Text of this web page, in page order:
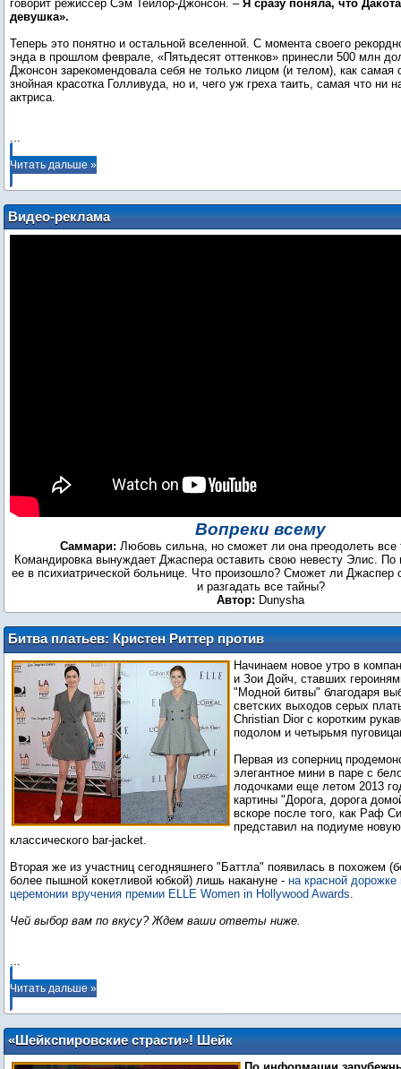
говорит режиссер Сэм Тейлор-Джонсон. – Я сразу поняла, что
девушка».
Теперь это понятно и остальной вселенной. С момента своего
энда в прошлом феврале, «Пятьдесят оттенков» принесли 500 млн
Джонсон зарекомендовала себя не только лицом (и телом), как самая
знойная красотка Голливуда, но и, чего уж греха таить, самая что ни
актриса.
...
Читать дальше »
Видео-реклама
Вопреки всему
Саммари: Любовь сильна, но сможет ли она преодолеть все
Командировка вынуждает Джаспера оставить свою невесту Элис. По
ее в психиатрической больнице. Что произошло? Сможет ли Джаспер
и разгадать все тайны?
Автор: Dunysha
Битва платьев: Кристен Риттер против
Зои Дойч
Начинаем новое утро в
и Зои Дойч, ставших
"Модной битвы" благодаря
светских выходов серых
Christian Dior с коротким
подолом и четырьмя
Первая из соперниц
элегантное мини в паре с
лодочками еще летом 2013
картины "Дорога, дорога
вскоре после того, как Раф
представил на подиуме
классического bar-jacket.
Вторая же из участниц сегодняшнего "Баттла" появилась в похожем
более пышной кокетливой юбкой) лишь накануне - на красной дорожке
церемонии вручения премии ELLE Women in Hollywood Awards.
Чей выбор вам по вкусу? Ждем ваши ответы ниже.
...
Читать дальше »
«Шейкспировские страсти»! Шейк
ревнует Купера к Лоуренс?